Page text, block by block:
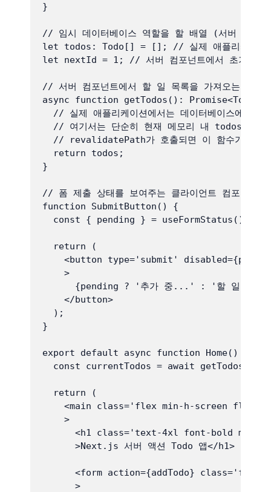
}
// 임시 데이터베이스 역할을 할 배열 (서버 컴포
let todos: Todo[] = []; // 실제 애플리케이션에
let nextId = 1; // 서버 컴포넌트에서 초기화되므
// 서버 컴포넌트에서 할 일 목록을 가져오는 함수
async function getTodos():
// 실제 애플리케이션에서는 데이터베이스에서
// 여기서는 단순히 현재 메모리 내 todos 배열
// revalidatePath가 호출되면 이 함수가 다시
  return todos;
}
// 폼 제출 상태를 보여주는 클라이언트 컴포넌트
function SubmitButton() {
  const { pending } = useFormStatus();
  return (
<button type='submit'
    >
{pending ? '추가 중...' : '할 일 추가
    </button>
  );
}
export default async function Home() {
const currentTodos = await getTodos(); //
  return (
<main class='flex min-h-screen flex-
    >
      <h1 class='text-4xl font-bold mb-8'
      >Next.js 서버 액션 Todo 앱</h1>
<form action={addTodo} class='flex
      >